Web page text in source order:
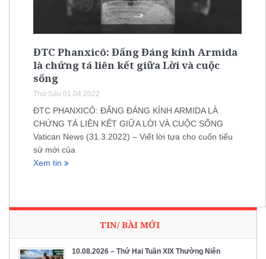
ĐTC Phanxicô: Đấng Đáng kính Armida
là chứng tá liên kết giữa Lời và cuộc
sống
Thứ Sáu 01.04.2022
ĐTC PHANXICÔ: ĐẤNG ĐÁNG KÍNH ARMIDA LÀ
CHỨNG TÁ LIÊN KẾT GIỮA LỜI VÀ CUỘC SỐNG
Vatican News (31.3.2022) – Viết lời tựa cho cuốn tiểu
sử mới của
Xem tin
TIN/ BÀI MỚI
10.08.2026 – Thứ Hai Tuần XIX Thường Niên